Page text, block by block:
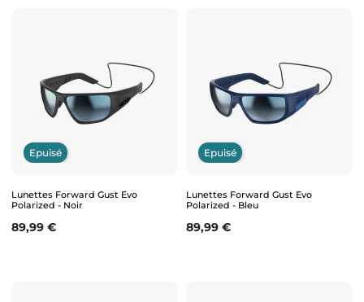
Epuisé
Lunettes Forward Gust Evo
Polarized - Noir
Prix
89,99 €
Epuisé
Lunettes Forward Gust Evo
Polarized - Bleu
Prix
89,99 €